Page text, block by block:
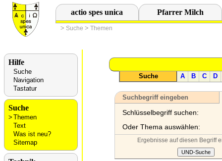
actio spes unica Pfarrer Milch
> Suche > Themen
Hilfe
Suche
Navigation
Tastatur
Suche
Themen
Text
Was ist neu?
Sitemap
Suche A B C D
Suchbegriff eingeben
Schlüsselbegriff suchen:
Oder Thema auswählen:
Ergebnisse auf diesen Begriff